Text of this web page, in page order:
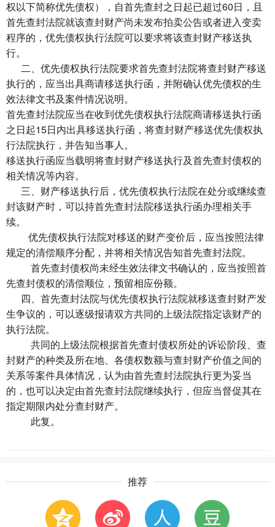
权以下简称优先债权），自首先查封之日起已超过60日，且
首先查封法院就该查封财产尚未发布拍卖公告或者进入变卖
程序的，优先债权执行法院可以要求将该查封财产移送执
行。
二、优先债权执行法院要求首先查封法院将查封财产移送
执行的，应当出具商请移送执行函，并附确认优先债权的生
效法律文书及案件情况说明。
首先查封法院应当在收到优先债权执行法院商请移送执行函
之日起15日内出具移送执行函，将查封财产移送优先债权执
行法院执行，并告知当事人。
移送执行函应当载明将查封财产移送执行及首先查封债权的
相关情况等内容。
三、财产移送执行后，优先债权执行法院在处分或继续查
封该财产时，可以持首先查封法院移送执行函办理相关手
续。
优先债权执行法院对移送的财产变价后，应当按照法律
规定的清偿顺序分配，并将相关情况告知首先查封法院。
首先查封债权尚未经生效法律文书确认的，应当按照首
先查封债权的清偿顺位，预留相应份额。
四、首先查封法院与优先债权执行法院就移送查封财产发
生争议的，可以逐级报请双方共同的上级法院指定该财产的
执行法院。
共同的上级法院根据首先查封债权所处的诉讼阶段、查
封财产的种类及所在地、各债权数额与查封财产价值之间的
关系等案件具体情况，认为由首先查封法院执行更为妥当
的，也可以决定由首先查封法院继续执行，但应当督促其在
指定期限内处分查封财产。
此复。
推荐